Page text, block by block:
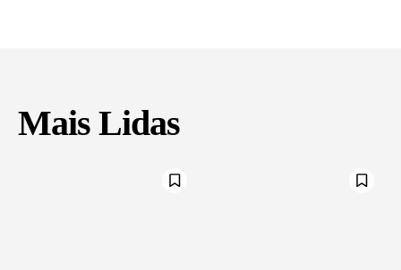
Mais Lidas